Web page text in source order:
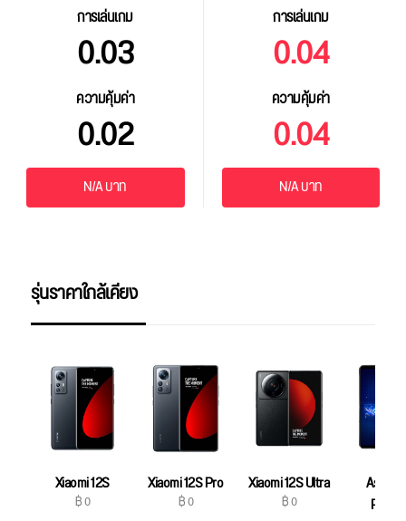
การเล่นเกม
0.03
ความคุ้มค่า
0.02
การเล่นเกม
0.04
ความคุ้มค่า
0.04
N/A บาท N/A บาท
รุ่นราคาใกล้เคียง
Xiaomi 12S
฿ 0
Xiaomi 12S Pro
฿ 0
Xiaomi 12S Ultra
฿ 0
Asus